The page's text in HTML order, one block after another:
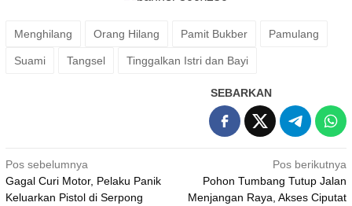
Menghilang Orang Hilang Pamit Bukber Pamulang
Suami Tangsel Tinggalkan Istri dan Bayi
SEBARKAN
Navigasi
pos
Pos sebelumnya
Gagal Curi Motor, Pelaku Panik
Keluarkan Pistol di Serpong
Pos berikutnya
Pohon Tumbang Tutup Jalan
Menjangan Raya, Akses Ciputat